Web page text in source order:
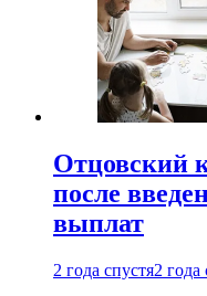
Отцовский
после
выплат
2 года спустя2 года